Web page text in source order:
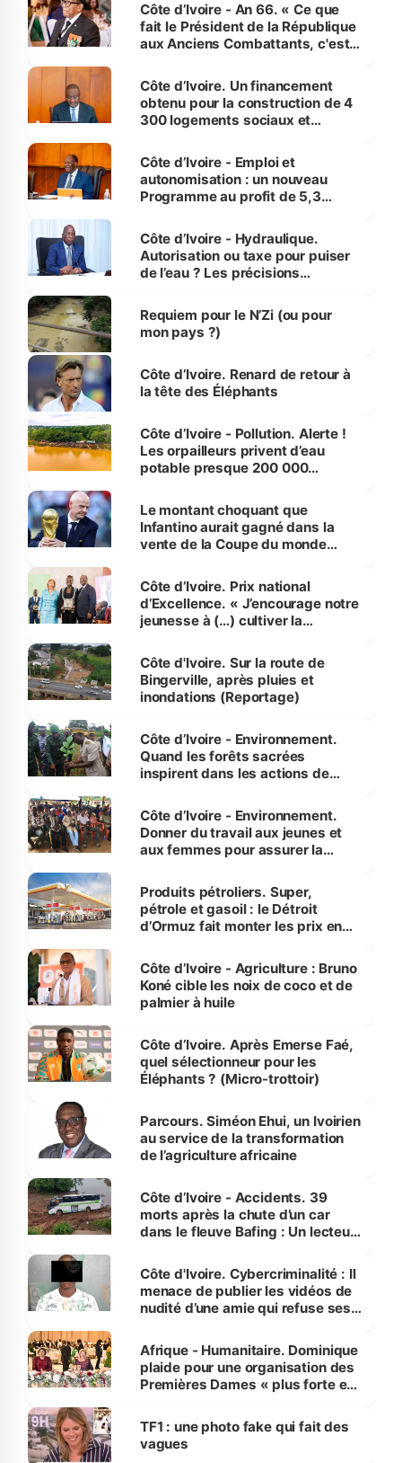
Côte d’Ivoire - An 66. « Ce que
fait le Président de la République
aux Anciens Combattants, c'est
Côte d’Ivoire. Un financement
obtenu pour la construction de 4
300 logements sociaux et
et Yamoussoukro
Côte d’Ivoire - Emploi et
autonomisation : un nouveau
Programme au profit de 5,3
Côte d’Ivoire - Hydraulique.
Autorisation ou taxe pour puiser
de l’eau ? Les précisions
Requiem pour le N’Zi (ou pour
mon pays ?)
Côte d’Ivoire. Renard de retour à
la tête des Éléphants
Côte d’Ivoire - Pollution. Alerte !
Les orpailleurs privent d’eau
potable presque 200 000
Le montant choquant que
Infantino aurait gagné dans la
vente de la Coupe du monde
Côte d’Ivoire. Prix national
d’Excellence. « J’encourage notre
jeunesse à (…) cultiver la
(Alassane Ouattara
Côte d'Ivoire. Sur la route de
Bingerville, après pluies et
inondations (Reportage)
Côte d’Ivoire - Environnement.
Quand les forêts sacrées
inspirent dans les actions de
Côte d’Ivoire - Environnement.
Donner du travail aux jeunes et
aux femmes pour assurer la
menacées
Produits pétroliers. Super,
pétrole et gasoil : le Détroit
d’Ormuz fait monter les prix en
Côte d’Ivoire - Agriculture : Bruno
Koné cible les noix de coco et de
palmier à huile
Côte d’Ivoire. Après Emerse Faé,
quel sélectionneur pour les
Éléphants ? (Micro-trottoir)
Parcours. Siméon Ehui, un Ivoirien
au service de la transformation
de l’agriculture africaine
Côte d’Ivoire - Accidents. 39
morts après la chute d’un car
dans le fleuve Bafing : Un lecteur
des Transports
Côte d'Ivoire. Cybercriminalité : Il
menace de publier les vidéos de
nudité d’une amie qui refuse ses
Afrique - Humanitaire. Dominique
plaide pour une organisation des
Premières Dames « plus forte et
sur la scène internationale »
TF1 : une photo fake qui fait des
vagues